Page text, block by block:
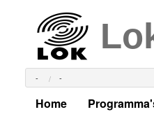
- -
Home